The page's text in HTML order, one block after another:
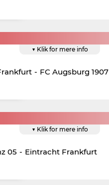
▼ Klik for mere info
- FC Augsburg 1907
▼ Klik for mere info
05 - Eintracht Frankfurt